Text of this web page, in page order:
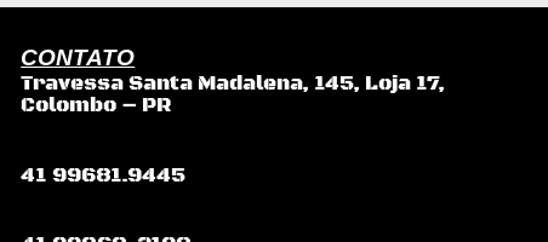
CONTATO
Travessa Santa Madalena, 145, Loja 17,
Colombo – PR
41 99681.9445